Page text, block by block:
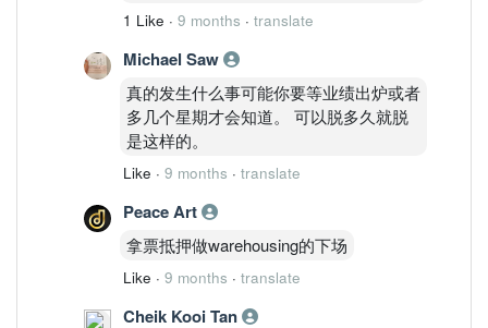
1 Like · 9 months · translate
Michael Saw
真的发生什么事可能你要等业绩出炉或者
多几个星期才会知道。 可以脱多久就脱
是这样的。
Like · 9 months · translate
Peace Art
拿票抵押做warehousing的下场
Like · 9 months · translate
Cheik Kooi Tan